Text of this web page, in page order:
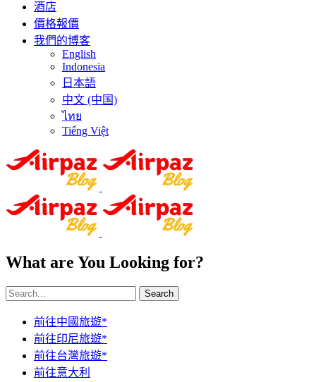
酒店
價格報價
我們的博客
English
Indonesia
日本語
中文 (中国)
ไทย
Tiếng Việt
What are You Looking for?
Search
前往中國旅遊*
前往印尼旅遊*
前往台灣旅遊*
前往意大利